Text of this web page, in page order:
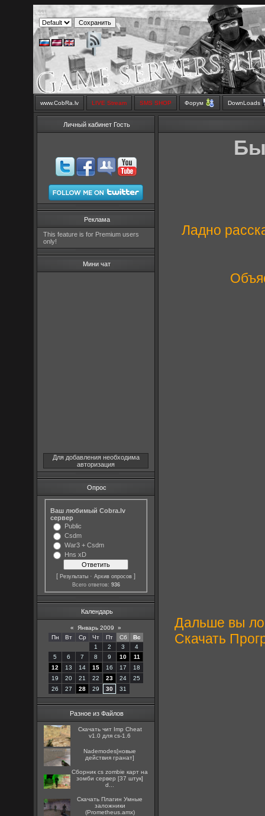
www.CobRa.lv LIVE Stream SMS SHOP Форум DownLoads
Личный кабинет Гость
Реклама
This feature is for Premium users
only!
Мини чат
Для добавления необходима
авторизация
Опрос
Ваш любимый Cobra.lv
сервер
Public
Csdm
War3 + Csdm
Hns xD
[Результаты ·Архив опросов ]
Всего ответов: 936
Календарь
« Январь 2009
»
Пн
Вт Ср Чт Пт Сб
Вс
1
2 3
4
5
6 7 8 9 10
11
12
13 14 15 16 17
18
19
20 21 22 23 24
25
26
27 28 29 30 31
Разное из Файлов
Скачать чит Imp Cheat
v1.0 для cs-1.6
Nademodes[новые
действия гранат]
Сборник cs zombie карт на
зомби сервер [37 штук]
d...
Скачать Плагин Умные
заложники
(Prometheus.amx)
Ладно
Дальше вы
Скачать